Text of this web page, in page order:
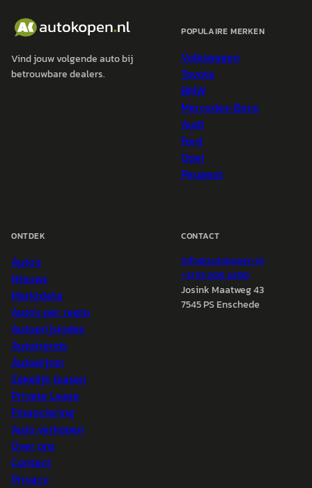
Vind jouw volgende auto bij
betrouwbare dealers.
POPULAIRE MERKEN
Volkswagen
Toyota
BMW
Mercedes-Benz
Audi
Ford
Opel
Peugeot
ONTDEK
Auto's
Nieuws
Marktdata
Auto's per regio
Autoprijsindex
Autotrends
Autowijzer
Zakelijk leasen
Private Lease
Financiering
Auto verkopen
Over ons
Contact
Privacy
CONTACT
info@autokopen.nl
+31 53 208 4490
Josink Maatweg 43
7545 PS Enschede